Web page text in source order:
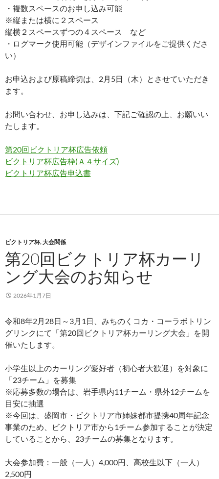
・複数スペースのお申し込み可能
※縦または横に２スペース
縦横２スペースずつの４スペース など
・ログマーク使用可能（デザインファイルをご提供くださ
い）
お申込および原稿締切は、2月5日（木）とさせていただき
ます。
お問い合わせ、お申し込みは、下記ご確認の上、お願いい
たします。
第20回ビクトリア杯広告依頼
ビクトリア杯広告枠(Ａ４サイズ)
ビクトリア杯広告申込書
ビクトリア杯,大会関係
第20回ビクトリア杯カーリ
ング大会のお知らせ
2026年1月7日
令和8年2月28日～3月1日、みちのくコカ・コーラボトリン
グリンクにて「第20回ビクトリア杯カーリング大会」を開
催いたします。
小学生以上のカーリング愛好者（初心者大歓迎）を対象に
「23チーム」を募集
※応募多数の場合は、岩手県内11チーム・県外12チームを
目安に抽選
※今回は、盛岡市・ビクトリア市姉妹都市提携40周年記念
事業のため、ビクトリア市から1チーム参加することが決定
していることから、23チームの募集となります。
大会参加費：一般（一人）4,000円、高校生以下（一人）
2,500円